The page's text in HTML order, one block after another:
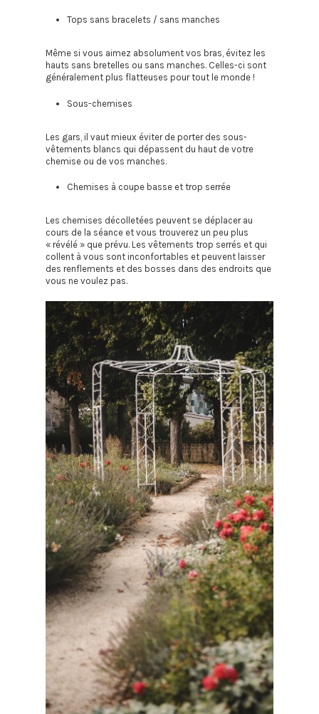
Tops sans bracelets / sans manches
Même si vous aimez absolument vos bras, évitez les
hauts sans bretelles ou sans manches. Celles-ci sont
généralement plus flatteuses pour tout le monde !
Sous-chemises
Les gars, il vaut mieux éviter de porter des sous-
vêtements blancs qui dépassent du haut de votre
chemise ou de vos manches.
Chemises à coupe basse et trop serrée
Les chemises décolletées peuvent se déplacer au
cours de la séance et vous trouverez un peu plus
« révélé » que prévu. Les vêtements trop serrés et qui
collent à vous sont inconfortables et peuvent laisser
des renflements et des bosses dans des endroits que
vous ne voulez pas.
Famille